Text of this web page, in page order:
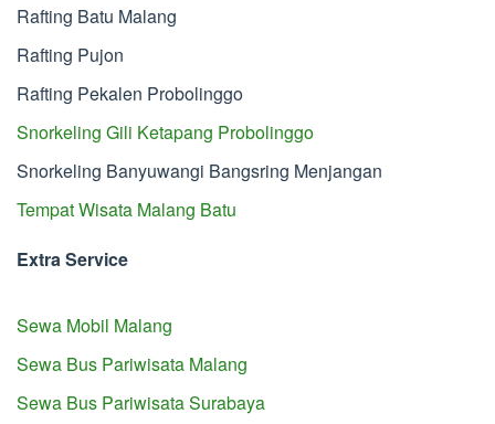
Rafting Batu Malang
Rafting Pujon
Rafting Pekalen Probolinggo
Snorkeling Gili Ketapang Probolinggo
Snorkeling Banyuwangi Bangsring Menjangan
Tempat Wisata Malang Batu
Extra Service
Sewa Mobil Malang
Sewa Bus Pariwisata Malang
Sewa Bus Pariwisata Surabaya